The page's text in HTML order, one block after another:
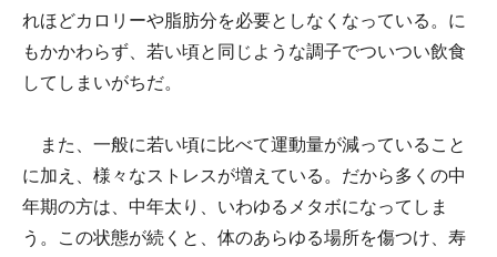
れほどカロリーや脂肪分を必要としなくなっている。に
もかかわらず、若い頃と同じような調子でついつい飲食
してしまいがちだ。
また、一般に若い頃に比べて運動量が減っていること
に加え、様々なストレスが増えている。だから多くの中
年期の方は、中年太り、いわゆるメタボになってしま
う。この状態が続くと、体のあらゆる場所を傷つけ、寿